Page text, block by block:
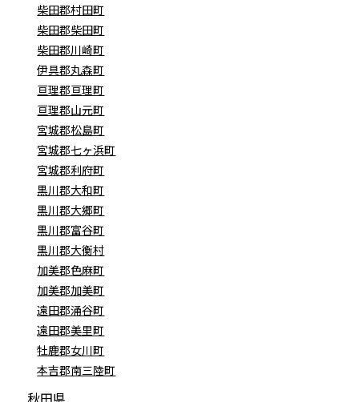
柴田郡村田町
柴田郡柴田町
柴田郡川崎町
伊具郡丸森町
亘理郡亘理町
亘理郡山元町
宮城郡松島町
宮城郡七ヶ浜町
宮城郡利府町
黒川郡大和町
黒川郡大郷町
黒川郡富谷町
黒川郡大衡村
加美郡色麻町
加美郡加美町
遠田郡涌谷町
遠田郡美里町
牡鹿郡女川町
本吉郡南三陸町
秋田県